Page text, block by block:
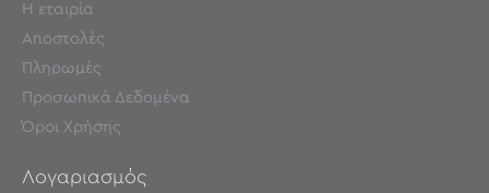
Η εταιρία
Αποστολές
Πληρωμές
Προσωπικά Δεδομένα
Όροι Χρήσης
Λογαριασμός